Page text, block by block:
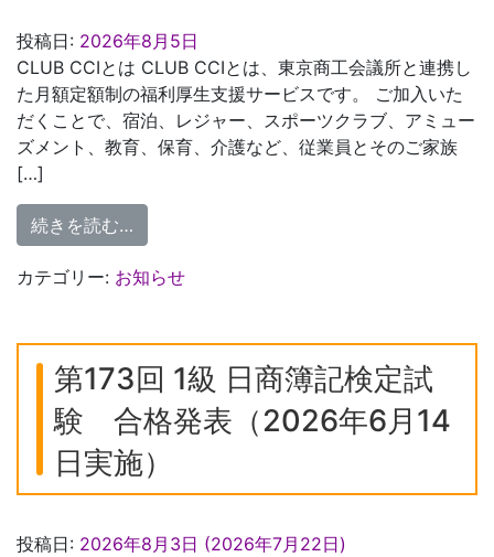
投稿日: 2026年8月5日
CLUB CCIとは CLUB CCIとは、東京商工会議所と連携し
た月額定額制の福利厚生支援サービスです。 ご加入いた
だくことで、宿泊、レジャー、スポーツクラブ、アミュー
ズメント、教育、保育、介護など、従業員とそのご家族
[…]
続きを読む…
カテゴリー: お知らせ
第173回 1級 日商簿記検定試
験 合格発表（2026年6月14
日実施）
投稿日: 2026年8月3日 (2026年7月22日)